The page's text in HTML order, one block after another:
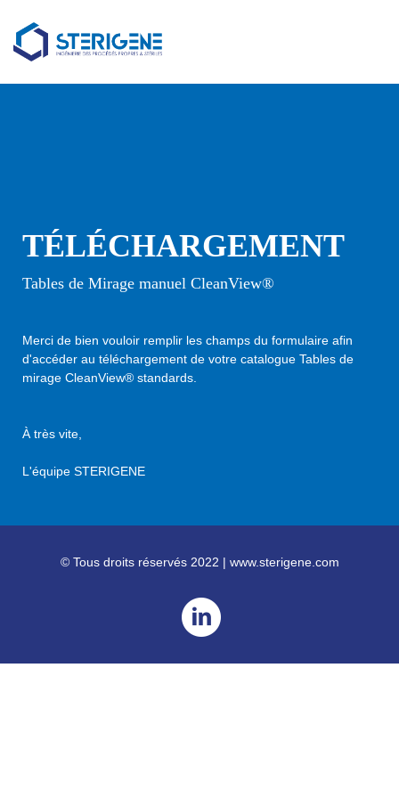
TÉLÉCHARGEMENT
Tables de Mirage manuel CleanView®
Merci de bien vouloir remplir les champs du formulaire afin
d'accéder au téléchargement de votre catalogue Tables de
mirage CleanView® standards.
À très vite,
L'équipe STERIGENE
© Tous droits réservés 2022 | www.sterigene.com